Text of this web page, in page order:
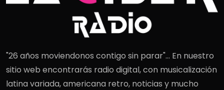
"26 años moviendonos contigo sin parar"... En nuestro
sitio web encontrarás radio digital, con musicalización
latina variada, americana retro, noticias y mucho